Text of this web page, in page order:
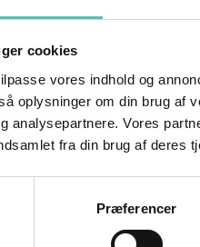
cookies
vores indhold og
oplysninger om din brug af
analysepartnere. Vores
fra din brug af deres
Præferencer